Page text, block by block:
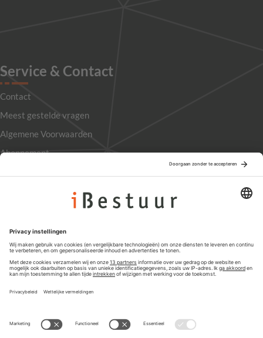
Service & Contact
Contact
Meest gestelde vragen
Algemene Voorwaarden
Abonnement
Privacyinstellingen